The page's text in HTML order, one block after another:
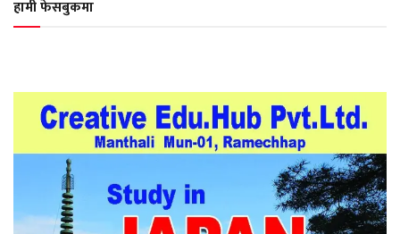
हामी फेसबुकमा